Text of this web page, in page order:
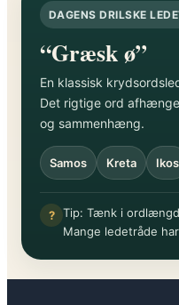
DAGENS DRILSKE
“Græsk ø”
En klassisk
Det rigtige ord
og sammenhæng.
Samos Kreta Ikos
? Tip: Tænk i
Mange ledetråde